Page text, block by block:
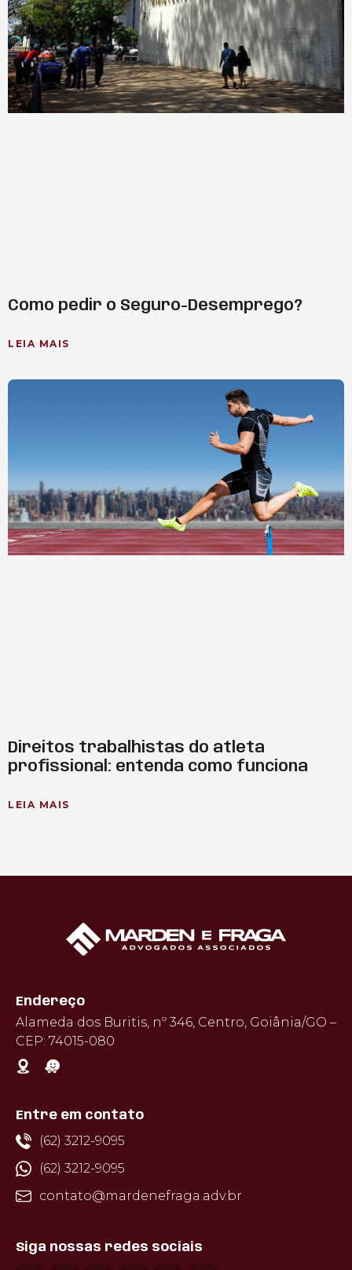
Como pedir o Seguro-Desemprego?
LEIA MAIS
Direitos trabalhistas do atleta
profissional: entenda como funciona
LEIA MAIS
Endereço
Alameda dos Buritis, nº 346, Centro, Goiânia/GO –
CEP: 74015-080
Entre em contato
(62) 3212-9095
(62) 3212-9095
contato@mardenefraga.adv.br
Siga nossas redes sociais